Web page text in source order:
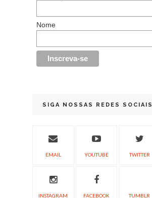
Nome
SIGA NOSSAS REDES SOCIAIS
EMAIL YOUTUBE TWITTER
INSTAGRAM FACEBOOK TUMBLR